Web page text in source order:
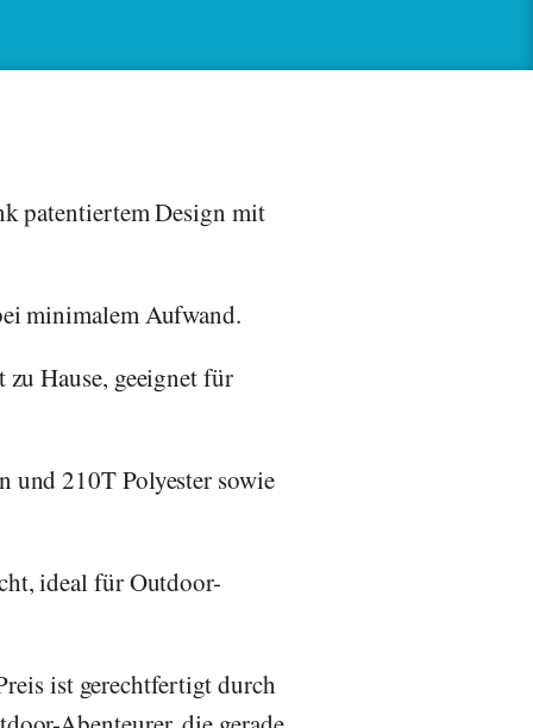
patentiertem Design mit
minimalem Aufwand.
Hause, geeignet für
210T Polyester sowie
ideal für Outdoor-
ist gerechtfertigt durch